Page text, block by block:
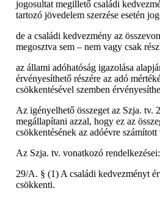
jogosultat megillető családi
tartozó jövedelem szerzése esetén
de a családi kedvezmény az
megosztva sem – nem vagy csak
az állami adóhatóság igazolása
érvényesíthető részére az adó
csökkentésével szemben
Az igényelhető összeget az Szja. tv.
megállapítani azzal, hogy ez az
csökkentésének az adóévre számított
Az Szja. tv. vonatkozó rendelkezései:
29/A. § (1) A családi kedvezményt
csökkenti.